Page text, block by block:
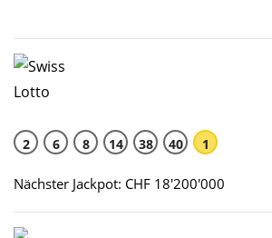
2 6 8 14 38 40 1
Nächster Jackpot: CHF 18'200'000